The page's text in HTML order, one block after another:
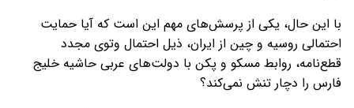
با این حال، یکی از پرسش‌های مهم این است که آیا حمایت
احتمالی روسیه و چین از ایران، ذیل احتمال وتوی مجدد
قطع‌نامه، روابط مسکو و پکن با دولت‌های عربی حاشیه خلیج
فارس را دچار تنش نمی‌کند؟